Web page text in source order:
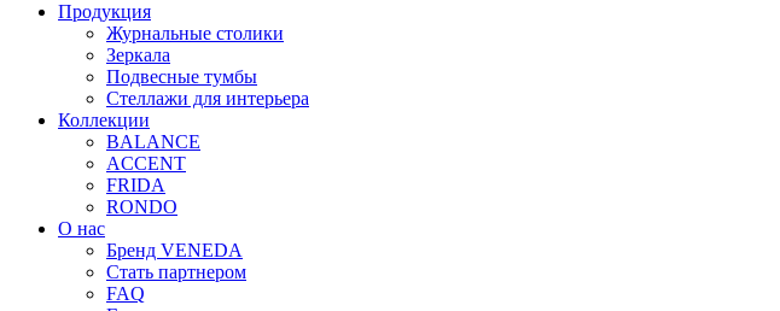
Продукция
Журнальные столики
Зеркала
Подвесные тумбы
Стеллажи для интерьера
Коллекции
BALANCE
ACCENT
FRIDA
RONDO
О нас
Бренд VENEDA
Стать партнером
FAQ